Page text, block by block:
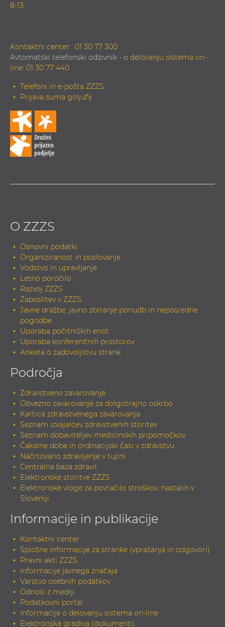
8-13
Kontaktni center: 01 30 77 300
Avtomatski telefonski odzivnik - o delovanju sistema on-
line: 01 30 77 440
Telefoni in e-pošta ZZZS
Prijava suma goljufij
O ZZZS
Osnovni podatki
Organiziranost in poslovanje
Vodstvo in upravljanje
Letno poročilo
Razvoj ZZZS
Zaposlitev v ZZZS
Javne dražbe, javno zbiranje ponudb in neposredne
pogodbe
Uporaba počitniških enot
Uporaba konferenčnih prostorov
Anketa o zadovoljstvu strank
Področja
Zdravstveno zavarovanje
Obvezno zavarovanje za dolgotrajno oskrbo
Kartica zdravstvenega zavarovanja
Seznam izvajalcev zdravstvenih storitev
Seznam dobaviteljev medicinskih pripomočkov
Čakalne dobe in ordinacijski časi v zdravstvu
Načrtovano zdravljenje v tujini
Centralna baza zdravil
Elektronske storitve ZZZS
Elektronske vloge za povračilo stroškov, nastalih v
Sloveniji
Informacije in publikacije
Kontaktni center
Splošne informacije za stranke (vprašanja in odgovori)
Pravni akti ZZZS
Informacije javnega značaja
Varstvo osebnih podatkov
Odnosi z mediji
Podatkovni portal
Informacije o delovanju sistema on-line
Elektronska gradiva (dokumenti)